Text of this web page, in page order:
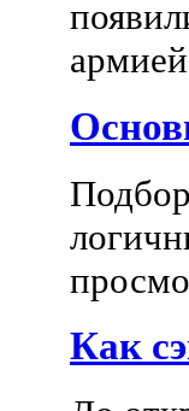
Как